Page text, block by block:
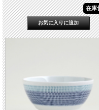
在庫